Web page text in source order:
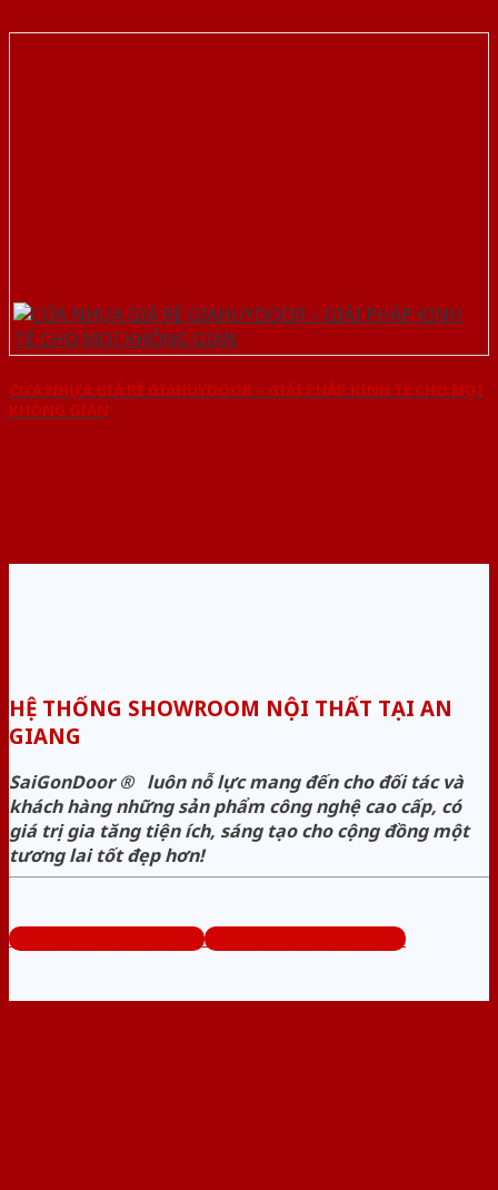
CỬA NHỰA GIÁ RẺ GIAHUYDOOR – GIẢI PHÁP KINH TẾ CHO MỌI
KHÔNG GIAN
HỆ THỐNG SHOWROOM NỘI THẤT TẠI AN
GIANG
SaiGonDoor ® luôn nỗ lực mang đến cho đối tác và
khách hàng những sản phẩm công nghệ cao cấp, có
giá trị gia tăng tiện ích, sáng tạo cho cộng đồng một
tương lai tốt đẹp hơn!
Hotline 1: 0939.645.663 Hotline 1: 0296.3833.995